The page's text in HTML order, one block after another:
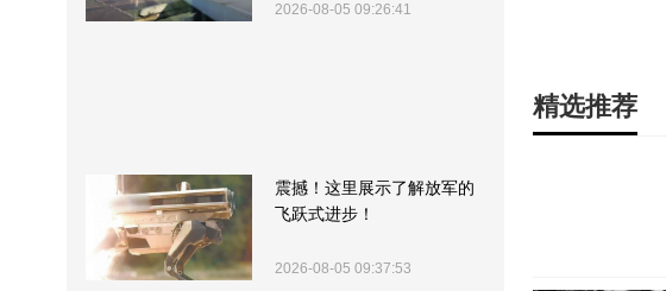
2026-08-05 09:26:41
震撼！这里展示了解放军的
飞跃式进步！
2026-08-05 09:37:53
精选推荐